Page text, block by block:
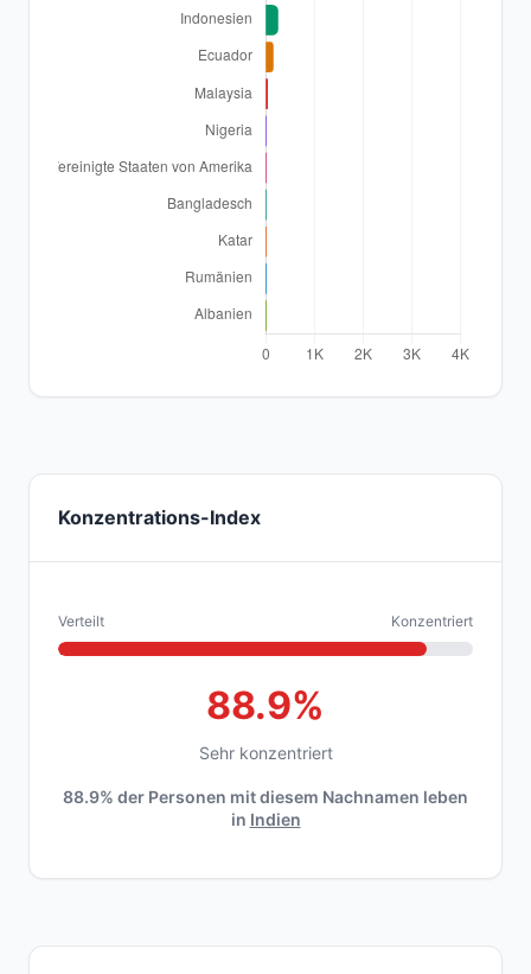
Konzentrations-Index
Verteilt Konzentriert
88.9%
Sehr konzentriert
88.9% der Personen mit diesem Nachnamen leben
in Indien